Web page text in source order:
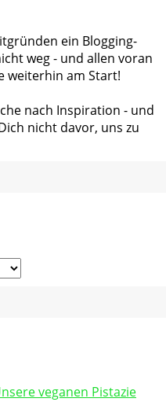
ein Blogging-
weg - und allen voran
weiterhin am Start!
nach Inspiration - und
nicht davor, uns zu
veganen Pistazie